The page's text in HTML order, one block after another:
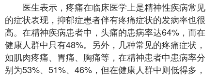
医生表示，疼痛在临床医学上是精神性疾病常见
的症状表现，抑郁症患者伴有疼痛症状的发病率也很
高。在精神疾病患者中，头痛的患病率达64%，而在
健康人群中只有48%。另外，几种常见的疼痛症状，
如肌肉疼痛、胃痛、胸痛等，在精神患者中患病率分
别为53%、51%、46%，但在健康人群中则低得多，